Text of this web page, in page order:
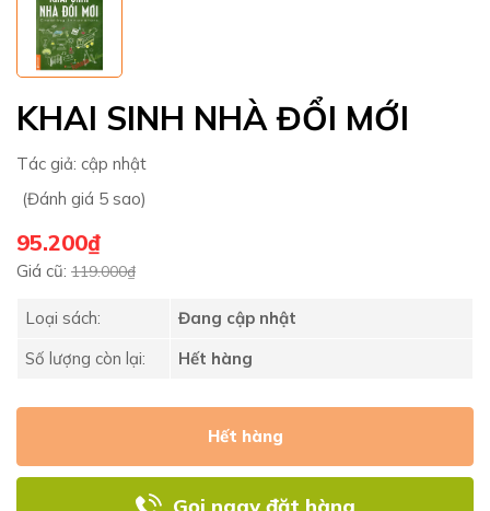
KHAI SINH NHÀ ĐỔI MỚI
Tác giả: cập nhật
(Đánh giá 5 sao)
95.200₫
Giá cũ: 119.000₫
Loại sách:
Đang cập nhật
Số lượng còn lại:
Hết hàng
Hết hàng